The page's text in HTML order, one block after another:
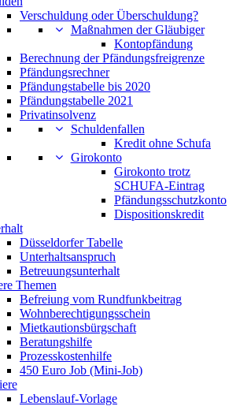
Verschuldung oder Überschuldung?
Maßnahmen der Gläubiger
Kontopfändung
Berechnung der Pfändungsfreigrenze
Pfändungsrechner
Pfändungstabelle bis 2020
Pfändungstabelle 2021
Privatinsolvenz
Schuldenfallen
Kredit ohne Schufa
Girokonto
Girokonto trotz
SCHUFA-Eintrag
Pfändungsschutzkonto
Dispositionskredit
Düsseldorfer Tabelle
Unterhaltsanspruch
Betreuungsunterhalt
Themen
Befreiung vom Rundfunkbeitrag
Wohnberechtigungsschein
Mietkautionsbürgschaft
Beratungshilfe
Prozesskostenhilfe
450 Euro Job (Mini-Job)
Lebenslauf-Vorlage